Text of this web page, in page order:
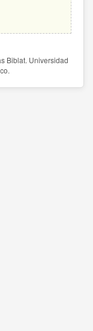
Biblat. Universidad